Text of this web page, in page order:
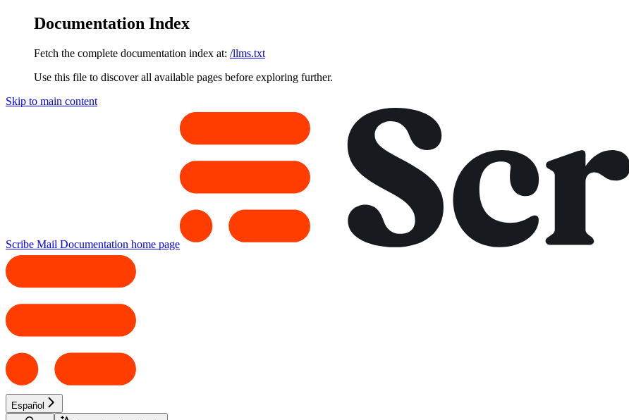
Documentation Index
Fetch the complete documentation index at: /llms.txt
Use this file to discover all available pages before exploring further.
Skip to main content
Scribe Mail Documentation home page
Español